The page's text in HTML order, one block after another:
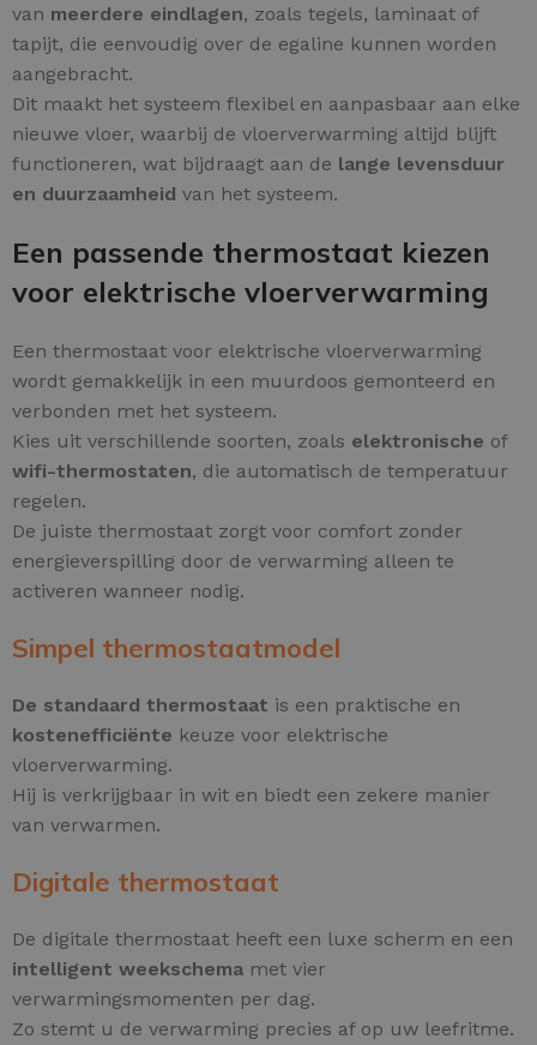
van meerdere eindlagen, zoals tegels, laminaat of
tapijt, die eenvoudig over de egaline kunnen worden
aangebracht.
Dit maakt het systeem flexibel en aanpasbaar aan elke
nieuwe vloer, waarbij de vloerverwarming altijd blijft
functioneren, wat bijdraagt aan de lange levensduur
en duurzaamheid van het systeem.
Een passende thermostaat kiezen
voor elektrische vloerverwarming
Een thermostaat voor elektrische vloerverwarming
wordt gemakkelijk in een muurdoos gemonteerd en
verbonden met het systeem.
Kies uit verschillende soorten, zoals elektronische of
wifi-thermostaten, die automatisch de temperatuur
regelen.
De juiste thermostaat zorgt voor comfort zonder
energieverspilling door de verwarming alleen te
activeren wanneer nodig.
Simpel thermostaatmodel
De standaard thermostaat is een praktische en
kostenefficiënte keuze voor elektrische
vloerverwarming.
Hij is verkrijgbaar in wit en biedt een zekere manier
van verwarmen.
Digitale thermostaat
De digitale thermostaat heeft een luxe scherm en een
intelligent weekschema met vier
verwarmingsmomenten per dag.
Zo stemt u de verwarming precies af op uw leefritme.